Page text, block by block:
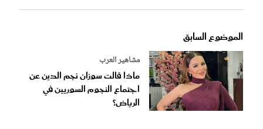
الموضوع السابق
مشاهير العرب
ماذا قالت سوزان نجم الدين عن
اجتماع النجوم السوريين في
الرياض؟